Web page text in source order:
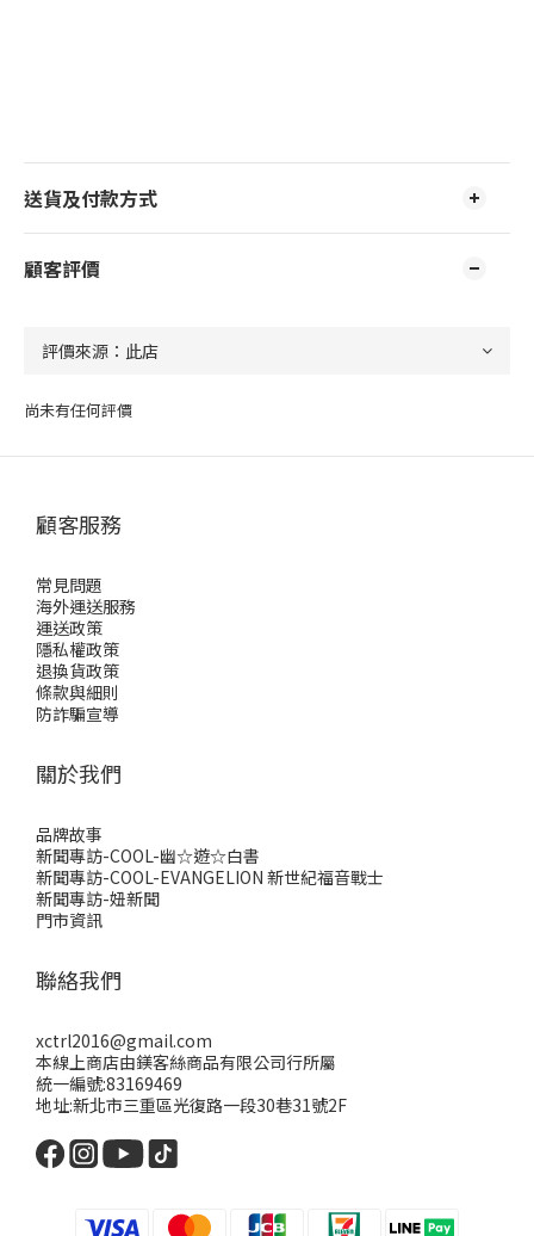
送貨及付款方式
顧客評價
尚未有任何評價
顧客服務
常見問題
海外運送服務
運送政策
隱私權政策
退換貨政策
條款與細則
防詐騙宣導
關於我們
品牌故事
新聞專訪-COOL-幽☆遊☆白書
新聞專訪-COOL-EVANGELION 新世紀福音戰士
新聞專訪-妞新聞
門市資訊
聯絡我們
xctrl2016@gmail.com
本線上商店由鎂客絲商品有限公司行所屬
統一編號:83169469
地址:新北市三重區光復路一段30巷31號2F